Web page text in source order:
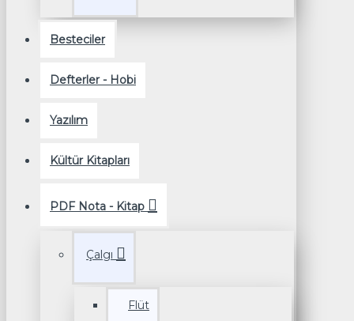
Besteciler
Defterler - Hobi
Yazılım
Kültür Kitapları
PDF Nota - Kitap
Çalgı
Flüt